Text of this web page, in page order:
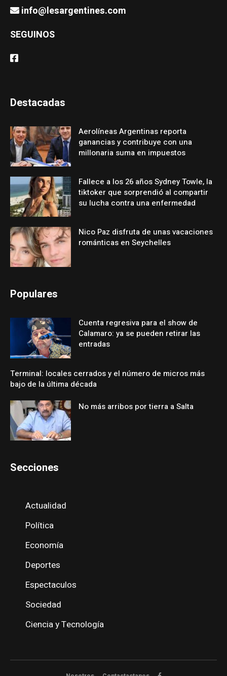
info@lesargentines.com
SEGUINOS
Destacadas
Aerolíneas Argentinas reporta
ganancias y contribuye con una
millonaria suma en impuestos
Fallece a los 26 años Sydney Towle, la
tiktoker que sorprendió al compartir
su lucha contra una enfermedad
Nico Paz disfruta de unas vacaciones
románticas en Seychelles
Populares
Cuenta regresiva para el show de
Calamaro: ya se pueden retirar las
entradas
Terminal: locales cerrados y el número de micros más
bajo de la última década
No más arribos por tierra a Salta
Secciones
Actualidad
Política
Economía
Deportes
Espectaculos
Sociedad
Ciencia y Tecnología